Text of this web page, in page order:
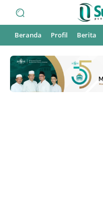
Beranda Profil Berita